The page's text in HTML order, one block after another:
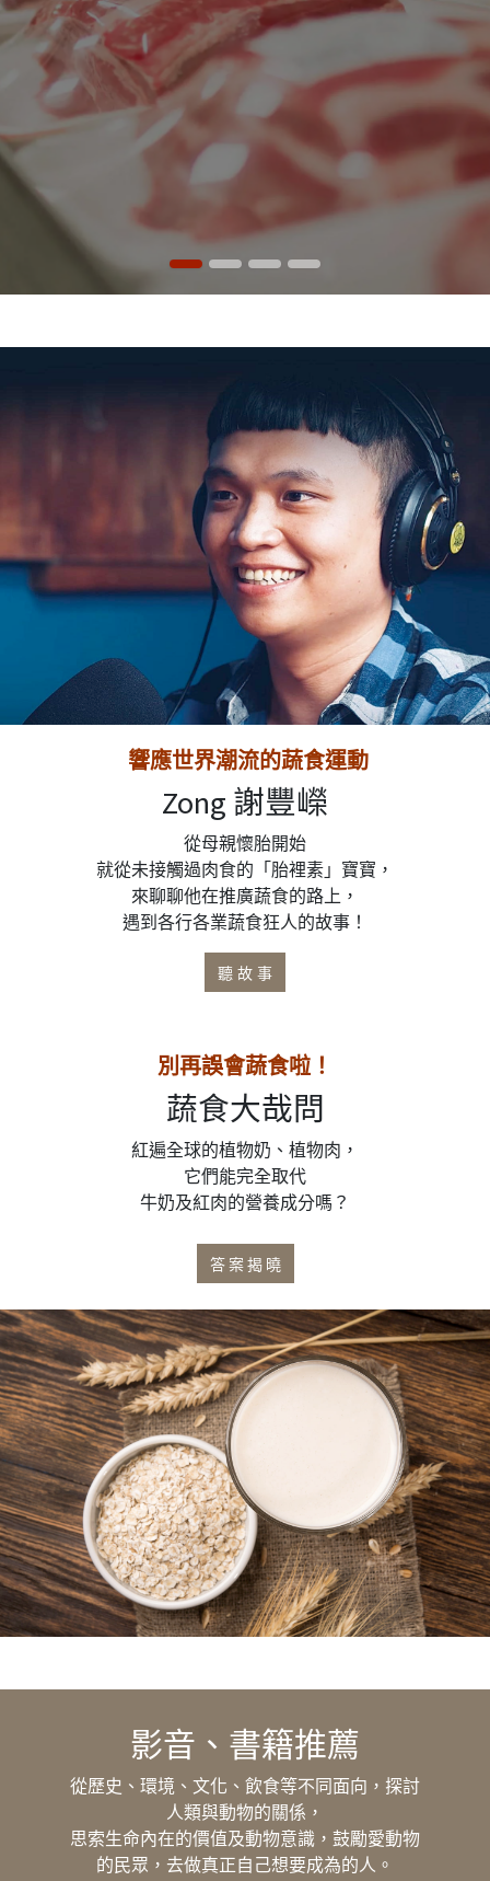
響應世界潮流的蔬食運動
Zong 謝豐嶸
從母親懷胎開始
就從未接觸過肉食的「胎裡素」寶寶，
來聊聊他在推廣蔬食的路上，
遇到各行各業蔬食狂人的故事！
聽 故 ​​事
別再誤會蔬食啦！
蔬食大哉問
紅遍全球的植物奶、植物肉，
它們能完全取代
牛奶及紅肉的營養成分嗎？
答 案 揭 曉
影音、書籍推薦
從歷史、環境、文化、飲食等不同面向，探討
人類與動物的關係，
思索生命內在的價值及動物意識，鼓勵愛動物
的民眾，去做真正自己想要成為的人。